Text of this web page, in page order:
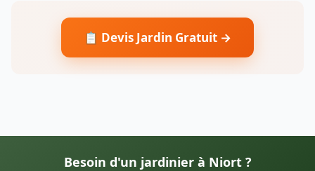
📋 Devis Jardin Gratuit →
Besoin d'un jardinier à Niort ?